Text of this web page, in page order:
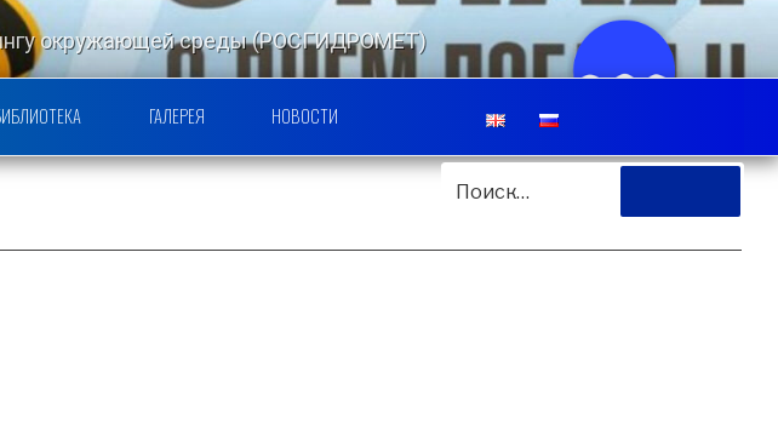
окружающей среды (РОСГИДРОМЕТ)
ЦЕНТР
ГАЛЕРЕЯ НОВОСТИ
ИСКАТЬ: